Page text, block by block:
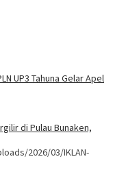
UP3 Tahuna Gelar Apel
di Pulau Bunaken,
2026/03/IKLAN-